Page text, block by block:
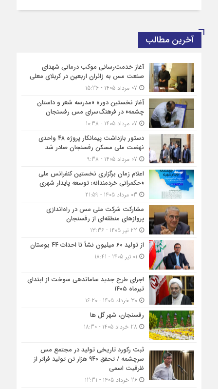
آخرین مطالب
آغاز خدمت‌رسانی موکب درمانی شهدای
صنعت مس به زائران اربعین در کربلای معلی
آغاز نخستین دوره «مدرسه شعر و داستان
چشمه» در فرهنگ‌سرای مس رفسنجان
دستور بازداشت پیمانکار پروژه ۴۸ واحدی
نهضت ملی مسکن رفسنجان صادر شد
اعلام زمان برگزاری نخستین کنفرانس ملی
«حکمرانی خردمندانه؛ توسعه پایدار شهری
مشارکت شرکت ملی مس در راه‌اندازی
پروازهای منطقه‌ای از رفسنجان
از تولید ۶۰ میلیون نشأ تا احداث ۴۴ بوستان
اجرای طرح جدید ساماندهی سوخت از ابتدای
تیرماه ۱۴۰۵
30 خرداد 1405 - 16:20
رفسنجان، شهر گل ها
ثبت رکورد تاریخی تولید در مجتمع مس
سرچشمه / تحقق ۹۴۰ هزار تن تولید فراتر از
ظرفیت اسمی
26 خرداد 1405 - 12:31